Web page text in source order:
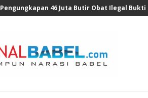
Anggota DPR Sebut Sensus Ekonomi 2026